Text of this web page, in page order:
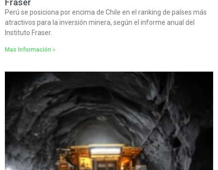
Fraser
Perú se posiciona por encima de Chile en el ranking de países más
atractivos para la inversión minera, según el informe anual del
Instituto Fraser.
Mas Información »